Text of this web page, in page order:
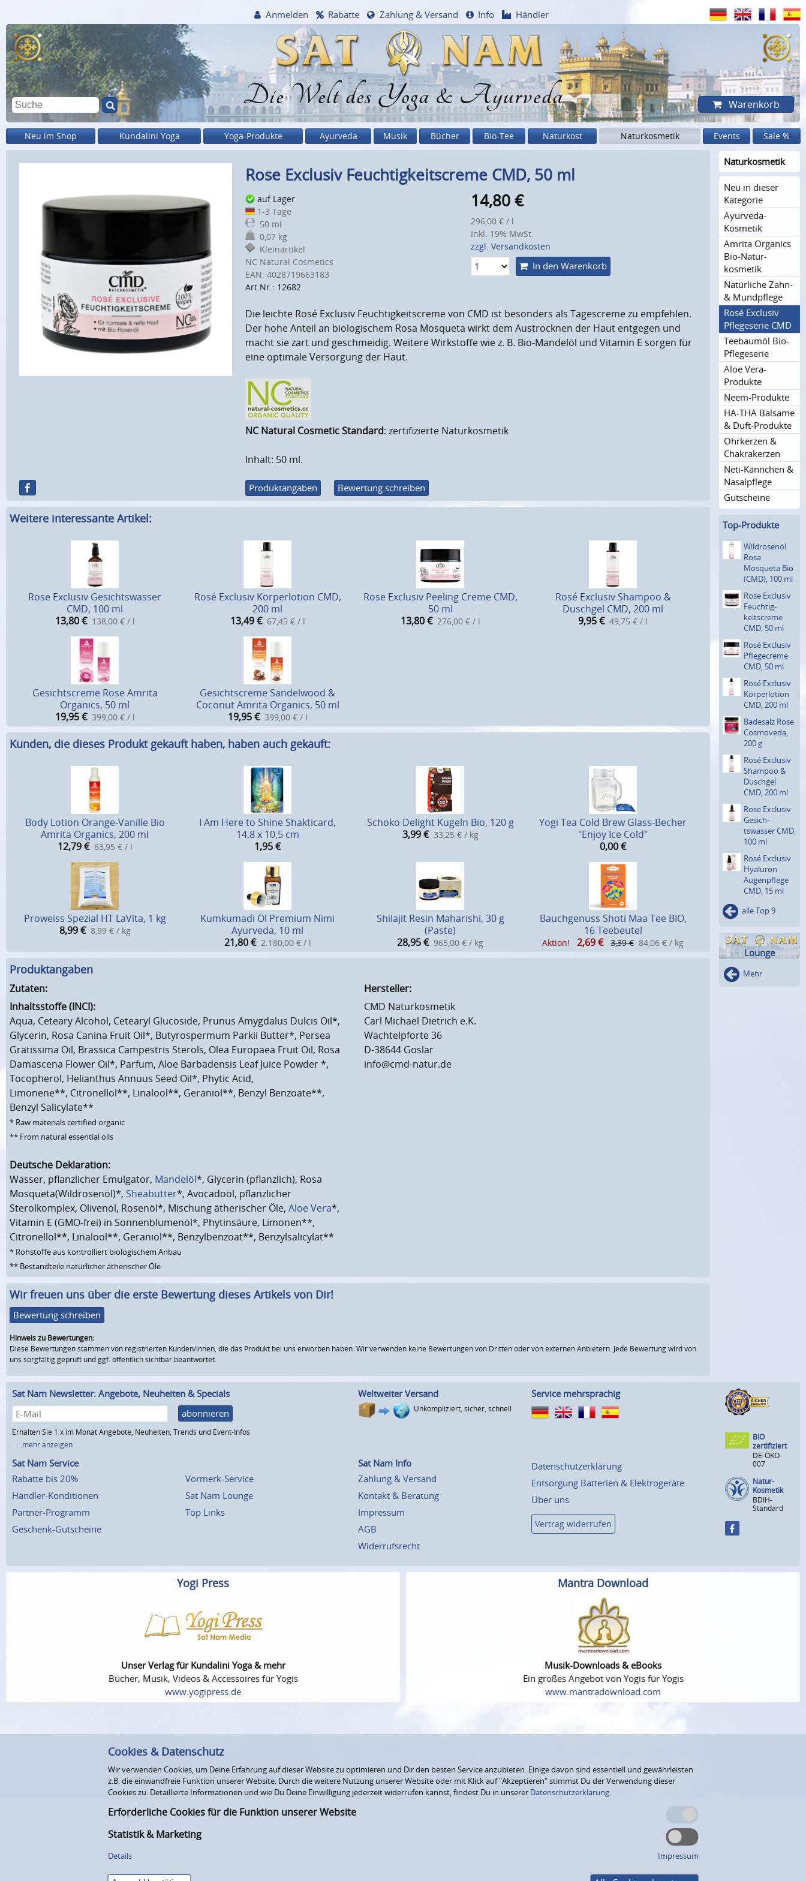
Die Welt des Yoga & Ayurveda
Anmelden Rabatte Zahlung & Versand Info Händler
Warenkorb
Neu im Shop Kundalini Yoga Yoga-Produkte Ayurveda Musik Bücher Bio-Tee Naturkost Naturkosmetik Events Sale %
Rose Exclusiv Feuchtigkeitscreme CMD, 50 ml
auf Lager
1-3 Tage
50 ml
0,07 kg
Kleinartikel
NC Natural Cosmetics
EAN: 4028719663183
Art.Nr.: 12682
14,80€
296,00 € / l
Inkl. 19% MwSt.
zzgl. Versandkosten
In den Warenkorb
Die leichte Rosé Exclusiv Feuchtigkeitscreme von CMD ist besonders als Tagescreme zu empfehlen.
Der hohe Anteil an biologischem Rosa Mosqueta wirkt dem Austrocknen der Haut entgegen und
macht sie zart und geschmeidig. Weitere Wirkstoffe wie z. B. Bio-Mandelöl und Vitamin E sorgen für
eine optimale Versorgung der Haut.
NC Natural Cosmetic Standard: zertifizierte Naturkosmetik
Inhalt: 50 ml.
Produktangaben Bewertung schreiben
Weitere interessante Artikel:
Rose Exclusiv Gesichtswasser
CMD, 100 ml
13,80 € 138,00 € / l
Rosé Exclusiv Körperlotion CMD,
200 ml
13,49 € 67,45 € / l
Rose Exclusiv Peeling Creme CMD,
50 ml
13,80 € 276,00 € / l
Rosé Exclusiv Shampoo &
Duschgel CMD, 200 ml
9,95€ 49,75 € / l
Gesichtscreme Rose Amrita
Organics, 50 ml
19,95 € 399,00 € / l
Gesichtscreme Sandelwood &
Coconut Amrita Organics, 50 ml
19,95 € 399,00 € / l
Kunden, die dieses Produkt gekauft haben, haben auch gekauft:
Body Lotion Orange-Vanille Bio
Amrita Organics, 200 ml
12,79 € 63,95 € / l
I Am Here to Shine Shakticard,
14,8 x 10,5 cm
1,95€
Schoko Delight Kugeln Bio, 120 g
3,99 € 33,25 € / kg
Yogi Tea Cold Brew Glass-Becher
"Enjoy Ice Cold"
0,00€
Proweiss Spezial HT LaVita, 1 kg
8,99 € 8,99 € / kg
Kumkumadi Öl Premium Nimi
Ayurveda, 10 ml
21,80 € 2.180,00 € / l
Shilajit Resin Maharishi, 30 g
(Paste)
28,95€ 965,00 € / kg
Bauchgenuss Shoti Maa Tee BIO,
16 Teebeutel
Aktion! 2,69€ 3,39 € 84,06 € / kg
Produktangaben
Zutaten:
Inhaltsstoffe (INCI):
Aqua, Ceteary Alcohol, Cetearyl Glucoside, Prunus Amygdalus Dulcis Oil*,
Glycerin, Rosa Canina Fruit Oil*, Butyrospermum Parkii Butter*, Persea
Gratissima Oil, Brassica Campestris Sterols, Olea Europaea Fruit Oil, Rosa
Damascena Flower Oil*, Parfum, Aloe Barbadensis Leaf Juice Powder *,
Tocopherol, Helianthus Annuus Seed Oil*, Phytic Acid,
Limonene**, Citronellol**, Linalool**, Geraniol**, Benzyl Benzoate**,
Benzyl Salicylate**
* Raw materials certified organic
** From natural essential oils
Deutsche Deklaration:
Wasser, pflanzlicher Emulgator, Mandelöl*, Glycerin (pflanzlich), Rosa
Mosqueta(Wildrosenöl)*, Sheabutter*, Avocadoöl, pflanzlicher
Sterolkomplex, Olivenöl, Rosenöl*, Mischung ätherischer Öle, Aloe Vera*,
Vitamin E (GMO-frei) in Sonnenblumenöl*, Phytinsäure, Limonen**,
Citronellol**, Linalool**, Geraniol**, Benzylbenzoat**, Benzylsalicylat**
* Rohstoffe aus kontrolliert biologischem Anbau
** Bestandteile natürlicher ätherischer Öle
Hersteller:
CMD Naturkosmetik
Carl Michael Dietrich e.K.
Wachtelpforte 36
D-38644 Goslar
info@cmd-natur.de
Wir freuen uns über die erste Bewertung dieses Artikels von Dir!
Bewertung schreiben
Hinweis zu Bewertungen:
Diese Bewertungen stammen von registrierten Kunden/innen, die das Produkt bei uns erworben haben. Wir verwenden keine Bewertungen von Dritten oder von externen Anbietern. Jede Bewertung wird von
uns sorgfältig geprüft und ggf. öffentlich sichtbar beantwortet.
Naturkosme­tik
Neu in dieser
Kategorie
Ayurveda-
Kosmetik
Amrita Organics
Bio-Natur­
kosmetik
Natürliche Zahn-
& Mundpflege
Rosé Exclusiv
Pflegeserie CMD
Teebaumöl Bio-
Pflegeserie
Aloe Vera-
Produkte
Neem-Produkte
HA-THA Balsame
& Duft-Produkte
Ohrkerzen &
Chakrakerzen
Neti-Kännchen &
Nasalpflege
Gutscheine
Top-Produkte
Wildro­senöl
Rosa
Mosqueta Bio
(CMD), 100 ml
Rose Exclusiv
Feuchtig­
keitscre­me
CMD, 50 ml
Rosé Exclusiv
Pflegecre­me
CMD, 50 ml
Rosé Exclusiv
Körperlo­tion
CMD, 200 ml
Badesalz Rose
Cosmoveda,
200 g
Rosé Exclusiv
Shampoo &
Duschgel
CMD, 200 ml
Rose Exclusiv
Gesich­
tswasser CMD,
100 ml
Rosé Exclusiv
Hyaluron
Augenpfle­ge
CMD, 15 ml
alle Top 9
Lounge
Mehr
Sat Nam Newsletter: Angebote, Neuheiten & Specials
abonnieren
Erhalten Sie 1 x im Monat Angebote, Neuheiten, Trends und Event-Infos
...mehr anzeigen
Weltweiter Versand
Unkompliziert, sicher, schnell
Service mehrsprachig
Sat Nam Service
Rabatte bis 20%
Händler-Konditionen
Partner-Programm
Geschenk-Gutscheine
Vormerk-Service
Sat Nam Lounge
Top Links
Sat Nam Info
Zahlung & Versand
Kontakt & Beratung
Impressum
AGB
Widerrufsrecht
Datenschutzerklärung
Entsorgung Batterien & Elektrogeräte
Über uns
Vertrag widerrufen
BIO
zertifiziert
DE-ÖKO-
007
Natur-
Kosmetik
BDIH-
Standard
Yogi Press
Unser Verlag für Kundalini Yoga & mehr
Bücher, Musik, Videos & Accessoires für Yogis
www.yogipress.de
Mantra Download
Musik-Downloads & eBooks
Ein großes Angebot von Yogis für Yogis
www.mantradownload.com
Cookies & Datenschutz
Wir verwenden Cookies, um Deine Erfahrung auf dieser Website zu optimieren und Dir den besten Service anzubieten. Einige davon sind essentiell und gewährleisten
z.B. die einwandfreie Funktion unserer Website. Durch die weitere Nutzung unserer Website oder mit Klick auf "Akzeptieren" stimmst Du der Verwendung dieser
Cookies zu. Detaillierte Informationen und wie Du Deine Einwilligung jederzeit widerrufen kannst, findest Du in unserer Datenschutzerklärung.
Erforderliche Cookies für die Funktion unserer Website
Statistik & Marketing
Details Impressum